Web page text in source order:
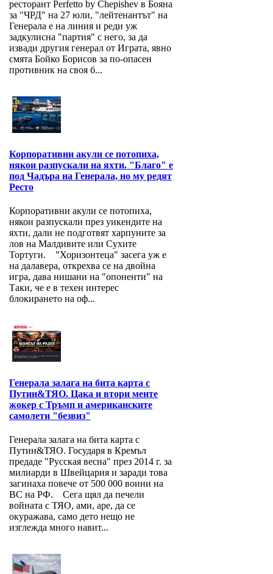
ресторант Perfetto by Chepishev в Бояна
за "ЧРД" на 27 юли, "лейтенантът" на
Генерала е на линия и реди уж
задкулисна "партия" с него, за да
извади другия генерал от Играта, явно
смята Бойко Борисов за по-опасен
противник на своя б...
Корпоративни акули се потопиха,
някои разпускали на яхти. "Благо" е
под Чадъра на Генерала, но му редят
Ресто
Корпоративни акули се потопиха,
някои разпускали през уикендите на
яхти, дали не подготвят харпуните за
лов на Малдивите или Сухите
Тортуги. "Хоризонтеца" засега уж е
на далавера, открехва се на двойна
игра, дава нишани на "опоненти" на
Таки, че е в техен интерес
блокирането на оф...
Генерала залага на бита карта с
Путин&ТЯО. Цака и втори менте
жокер с Тръмп и американските
самолети "безвиз"
Генерала залага на бита карта с
Путин&ТЯО. Государя в Кремъл
предаде "Русская весна" през 2014 г. за
милиарди в Швейцария и заради това
загинаха повече от 500 000 воини на
ВС на РФ. Сега щял да печели
войната с ТЯО, ами, аре, да се
окуражава, само дето нещо не
изглежда много навит...